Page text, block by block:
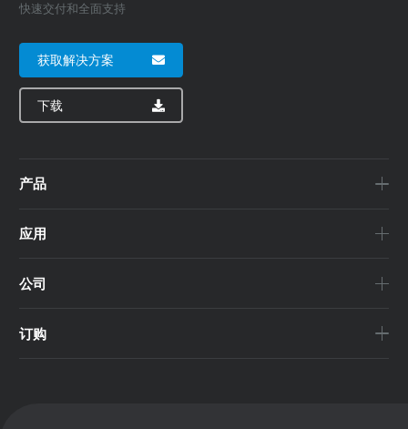
快速交付和全面支持
获取解决方案
下载
产品
应用
公司
订购